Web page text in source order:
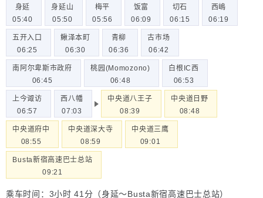
身延
05:40
身延山
05:50
梅平
05:56
饭富
06:09
切石
06:15
西嶋
06:19
五开入口
06:25
鳅泽本町
06:30
青柳
06:36
古市场
06:42
南阿尔卑斯市政府
06:45
桃园(Momozono)
06:48
白根IC西
06:53
上今诹访
06:57
西八幡
07:03
中央道八王子
08:39
中央道日野
08:48
中央道府中
08:55
中央道深大寺
08:59
中央道三鹰
09:01
Busta新宿高速巴士总站
09:21
乘车时间：3小时 41分（身延～Busta新宿高速巴士总站）